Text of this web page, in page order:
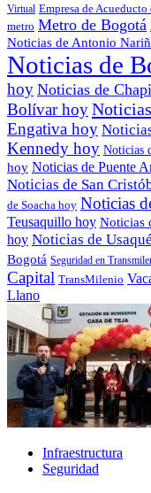
Virtual Empresa de Acueducto
metro Metro de Bogotá
Noticias de Antonio
Noticias de
hoy Noticias de
Bolívar hoy
Engativa hoy
Kennedy hoy Noticias
hoy Noticias de Puente
Noticias de San
de Soacha hoy Noticias
Teusaquillo hoy Noticias
hoy Noticias de
Bogotá Seguridad en
Capital TransMilenio
Llano
Infraestructura
Seguridad